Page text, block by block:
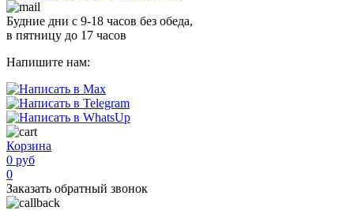
Будние дни с 9-18 часов без обеда,
в пятницу до 17 часов
Напишите нам:
Корзина
0 руб
0
Заказать обратный звонок